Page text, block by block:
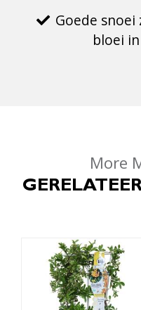
Goede
bloei
More